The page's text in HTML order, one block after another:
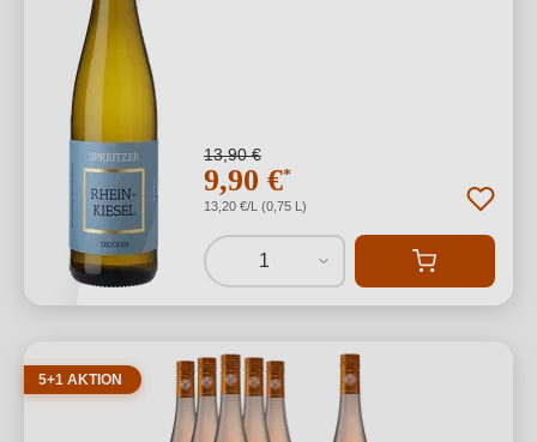
13,90 €
9,90 €*
13,20 €/L (0,75 L)
1
5+1 AKTION